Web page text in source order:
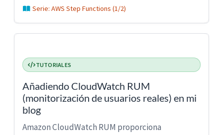
Serie: AWS Step Functions (1/2)
TUTORIALES
Añadiendo CloudWatch RUM
(monitorización de usuarios reales) en mi
blog
Amazon CloudWatch RUM proporciona